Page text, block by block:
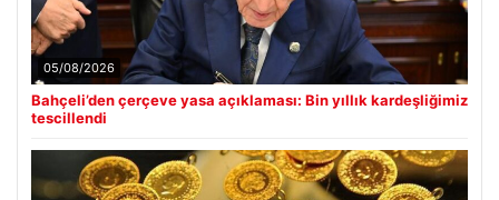
05/08/2026
Bahçeli’den çerçeve yasa açıklaması: Bin yıllık kardeşliğimiz
tescillendi